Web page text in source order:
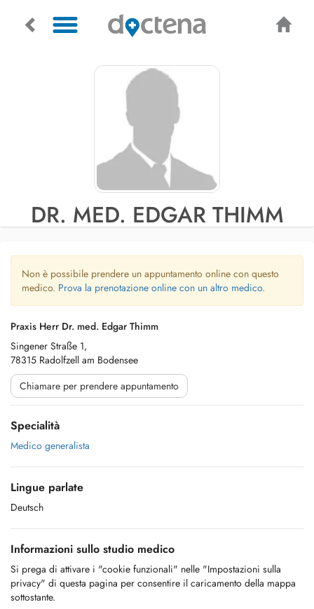
DR. MED. EDGAR THIMM
Non è possibile prendere un appuntamento online con questo
medico. Prova la prenotazione online con un altro medico.
Praxis Herr Dr. med. Edgar Thimm
Singener Straße 1,
78315 Radolfzell am Bodensee
Chiamare per prendere appuntamento
Specialità
Medico generalista
Lingue parlate
Deutsch
Informazioni sullo studio medico
Si prega di attivare i "cookie funzionali" nelle "Impostazioni sulla
privacy" di questa pagina per consentire il caricamento della mappa
sottostante.